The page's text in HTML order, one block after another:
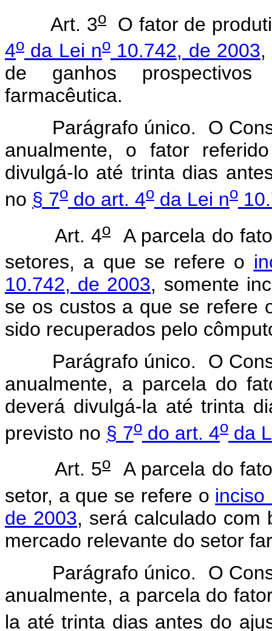
Art. 3oO fator de
4o da Lei no 10.742, de 2003,
de ganhos
farmacêutica.
Parágrafo único. O
anualmente, o fator
divulgá-lo até trinta dias
no § 7o do art. 4o da Lei no
Art. 4o
A parcela do
setores, a que se refere o
10.742, de 2003, somente
se os custos a que se refere
sido recuperados pelo
Parágrafo único. O
anualmente, a parcela do
deverá divulgá-la até trinta
previsto no § 7o do art. 4o da
Art. 5o
A parcela do
setor, a que se refere o inciso
de 2003, será calculado com
mercado relevante do setor
Parágrafo único. O
anualmente, a parcela do
la até trinta dias antes do